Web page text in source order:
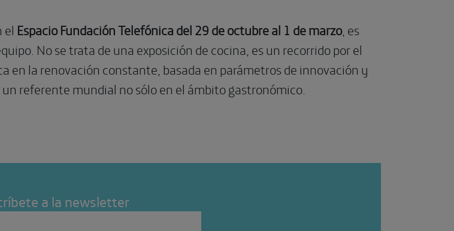
el Espacio Fundación Telefónica del 29 de octubre al 1 de marzo, es
No se trata de una exposición de cocina, es un recorrido por el
en la renovación constante, basada en parámetros de innovación y
referente mundial no sólo en el ámbito gastronómico.
a la newsletter